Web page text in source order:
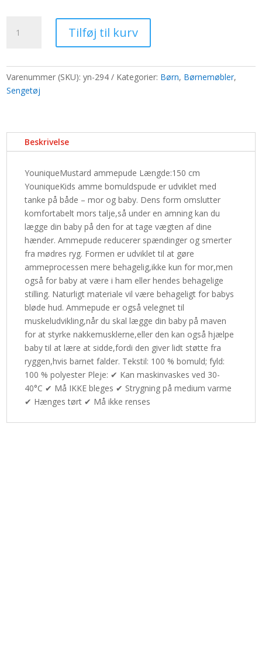
YouniqueMustard
ammepude
Tilføj til kurv
Varenummer (SKU):yn-294 Kategorier: Børn, Børnemøbler,
Sengetøj
Beskrivelse
YouniqueMustard ammepude Længde:150 cm
YouniqueKids amme bomuldspude er udviklet med
tanke på både – mor og baby. Dens form omslutter
komfortabelt mors talje,så under en amning kan du
lægge din baby på den for at tage vægten af dine
hænder. Ammepude reducerer spændinger og smerter
fra mødres ryg. Formen er udviklet til at gøre
ammeprocessen mere behagelig,ikke kun for mor,men
også for baby at være i ham eller hendes behagelige
stilling. Naturligt materiale vil være behageligt for babys
bløde hud. Ammepude er også velegnet til
muskeludvikling,når du skal lægge din baby på maven
for at styrke nakkemusklerne,eller den kan også hjælpe
baby til at lære at sidde,fordi den giver lidt støtte fra
ryggen,hvis barnet falder. Tekstil: 100 % bomuld; fyld:
100 % polyester Pleje: ✔ Kan maskinvaskes ved 30-
40°C ✔ Må IKKE bleges ✔ Strygning på medium varme
✔ Hænges tørt ✔ Må ikke renses